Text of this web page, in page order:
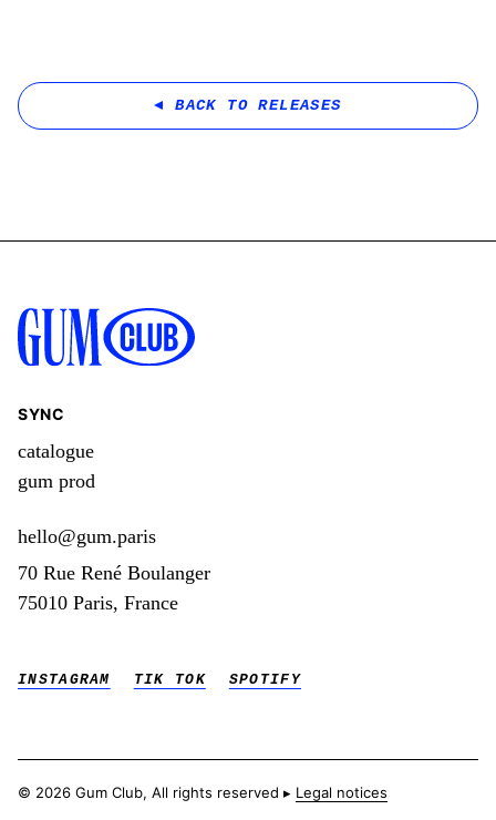
BACK TO RELEASES
SYNC
catalogue
gum prod
hello@gum.paris
70 Rue René Boulanger
75010 Paris, France
INSTAGRAM TIK TOK SPOTIFY
© 2026 Gum Club, All rights reserved ▸ Legal notices